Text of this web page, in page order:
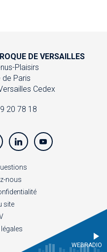
DE VERSAILLES
Plaisirs
de Paris
Cedex
20 78 18
nous
site
WEBRADIO